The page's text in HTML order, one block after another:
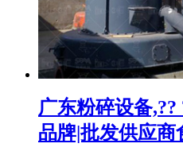
广东粉碎设备,??
品牌|批发供应商